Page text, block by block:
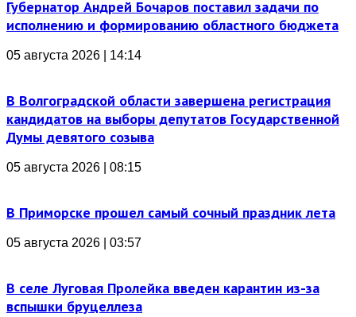
Губернатор Андрей Бочаров поставил задачи по
исполнению и формированию областного бюджета
05 августа 2026 | 14:14
В Волгоградской области завершена регистрация
кандидатов на выборы депутатов Государственной
Думы девятого созыва
05 августа 2026 | 08:15
В Приморске прошел самый сочный праздник лета
05 августа 2026 | 03:57
В селе Луговая Пролейка введен карантин из-за
вспышки бруцеллеза